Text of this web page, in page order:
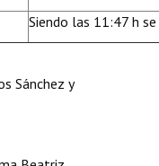
Siendo las 11:47 h
Sánchez y